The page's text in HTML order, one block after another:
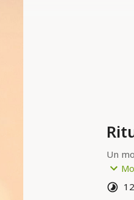
Un